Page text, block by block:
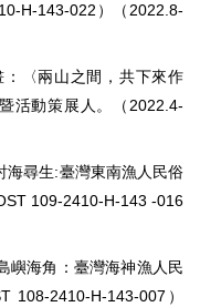
H-143-022）（2022.8-
〈兩山之間，共下來作
活動策展人。（2022.4-
海尋生:臺灣東南漁人民俗
109-2410-H-143 -016
嶼海角：臺灣海神漁人民
2410-H-143-007）